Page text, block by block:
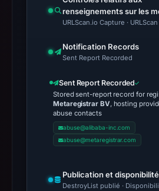
renseignements sur les
URLScan.io Capture ·
Notification Records
Sent Report Recorded
Sent Report Recorded
Stored sent-report record for
Metaregistrar BV, hosting
abuse contacts
abuse@alibaba-inc.com
abuse@metaregistrar.com
Publication et disponibilité
DestroyList publié ·